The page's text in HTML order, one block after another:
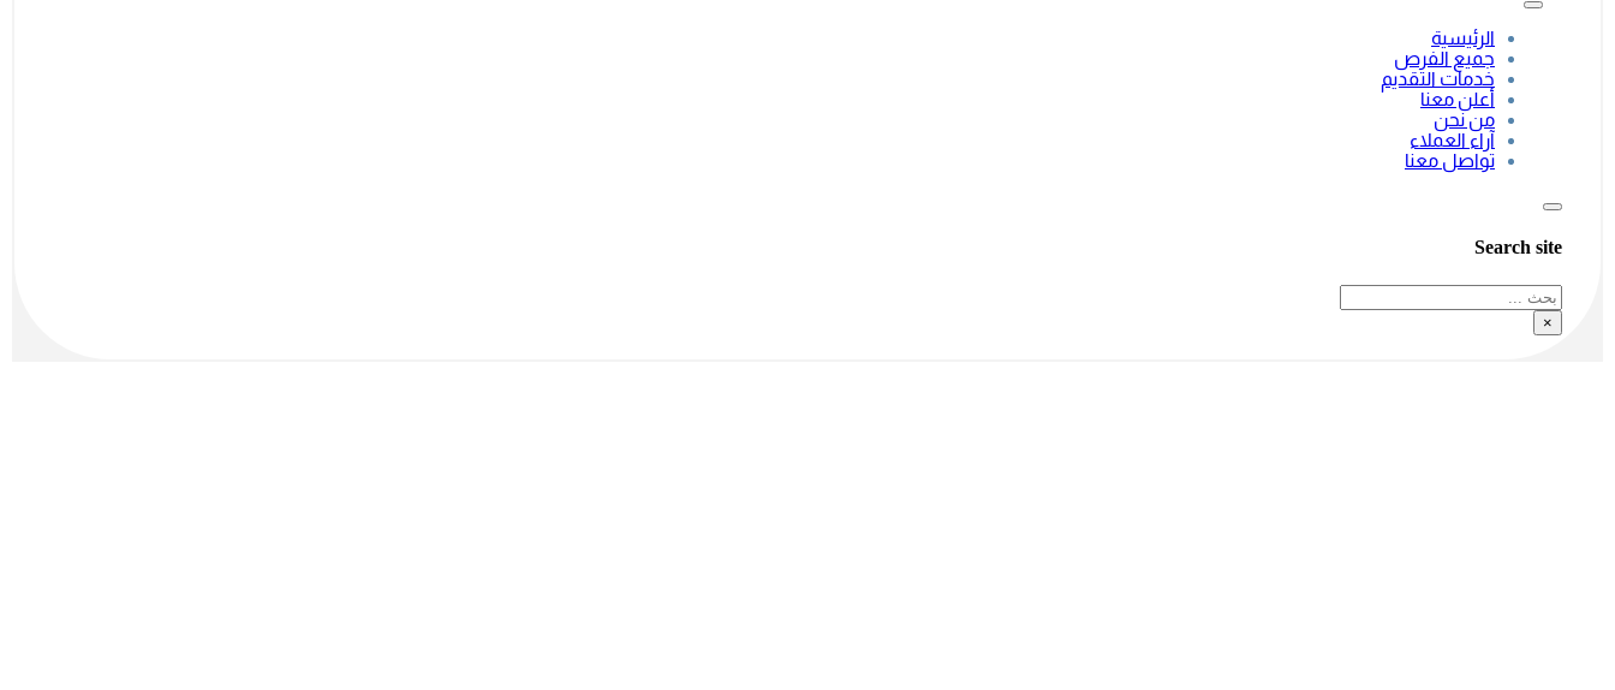
الرئيسية
جميع الفرص
خدمات التقديم
أعلن معنا
من نحن
آراء العملاء
تواصل معنا
Search site
بحث
×